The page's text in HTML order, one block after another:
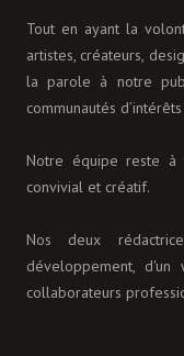
Tout en ayant la
artistes, créateurs,
la parole à notre
communautés
Notre équipe reste à
convivial et créatif.
Nos deux
développement,
collaborateurs